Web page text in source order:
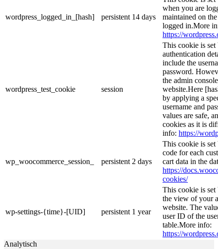
wordpress_logged_in_[hash] persistent 14 days
when you are
maintained on
logged in.More
https://
wordpress_test_cookie session
This cookie is set
authentication
include the
password.
the admin
website.Here
by applying a
username and
values are safe,
cookies as it is
info: https://
wp_woocommerce_session_ persistent 2 days
This cookie is
code for each
cart data in the
https://
cookies/
wp-settings-{time}-[UID] persistent 1 year
This cookie is set
the view of your
website. The
user ID of the
table.More info:
https://
Analytisch